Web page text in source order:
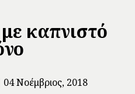
καπνιστό
04 Νοέμβριος, 2018